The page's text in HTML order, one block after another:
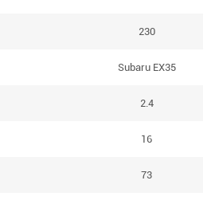
230
Subaru EX35
2.4
16
73